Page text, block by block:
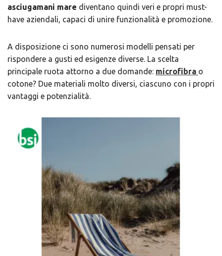
asciugamani mare diventano quindi veri e propri must-
have aziendali, capaci di unire funzionalità e promozione.
A disposizione ci sono numerosi modelli pensati per
rispondere a gusti ed esigenze diverse. La scelta
principale ruota attorno a due domande: ​ microfibra o
cotone? Due materiali molto diversi, ciascuno con i propri
vantaggi e potenzialità.